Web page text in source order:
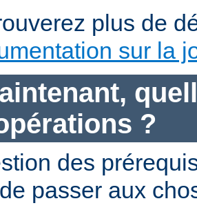
plus de
sur la
?
des
passer aux